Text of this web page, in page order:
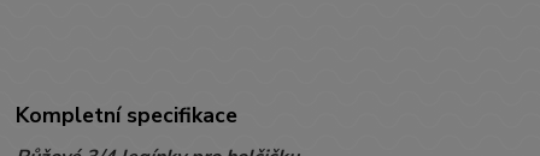
Kompletní specifikace